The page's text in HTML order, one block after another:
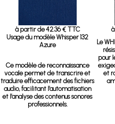
à partir de 42.36 € TTC
Usage du modèle Whisper 132
Azure
Ce modèle de reconnaissance
vocale permet de transcrire et
traduire efficacement des fichiers
audio, facilitant l’automatisation
et l’analyse des contenus sonores
professionnels.
Le
pour
et